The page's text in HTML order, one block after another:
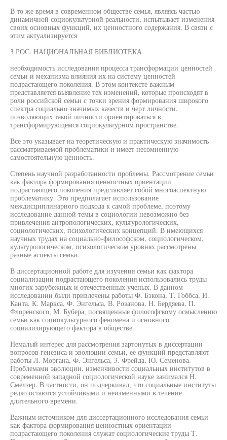
В то же время в современном обществе семья, являясь частью
динамичной социокультурной реальности, испытывает изменения
своих основных функций, их ценностного содержания. В связи с
этим актуализируется
3 РОС. НАЦИОНАЛЬНАЯ БИБЛИОТЕКА
необходимость исследования процесса трансформации ценностей
семьи и механизма влияния их на систему ценностей
подрастающего поколения. В этом контексте важным
представляется выявление тех изменений, которые происходят в
роли российской семьи с точки зрения формирования широкого
спектра социально значимых качеств и черт личности,
позволяющих такой личности ориентироваться в
трансформирующемся социокультурном пространстве.
Все это указывает на теоретическую и практическую значимость
рассматриваемой проблематики и имеет несомненную
самостоятельную ценность.
Степень научной разработанности проблемы. Рассмотрение семьи
как фактора формирования ценностных ориентации
подрастающего поколения представляет собой многоаспектную
проблематику. Это предполагает использование
междисциплинарного подхода к самой проблеме, поэтому
исследование данной темы в социологии невозможно без
привлечения антропологических, культурологических,
социологических, психологических концепций. В имеющихся
научных трудах на социально-философском, социологическом,
культурологическом, психологическом уровнях рассмотрены
разные аспекты семьи.
В диссертационной работе для изучения семьи как фактора
социализации подрастающего поколения использовались труды
многих зарубежных и отечественных ученых. В данном
исследовании были привлечены работы Ф. Бэкона, Т. Гоббса, И.
Канта, К. Маркса, Ф. Энгельса, В. Розанова, Н. Бердяева, П.
Флоренского, М. Бубера, посвященные философскому осмыслению
семьи как социокультурного феномена и основного
социализирующего фактора в обществе.
Немалый интерес для рассмотрения зартонутых в диссертации
вопросов генезиса и эволюции семьи, ее функций представляют
работы Л. Моргана, Ф. Энгельса, 3. Фрейда, Ю. Семенова.
Проблемами эволюции, изменчивости социальных институтов в
современной западной социологической науке занимался Н.
Смелзер. В частности, он подчеркивал, что социальные институты
редко остаются устойчивыми и неизменными в течение
длительного времени.
Важным источником для диссертационного исследования семьи
как фактора формирования ценностных ориентации
подрастающего поколения служат социологические труды Т.